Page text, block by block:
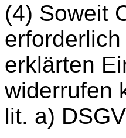
(4) Soweit
erklärten
widerrufen
lit. a)